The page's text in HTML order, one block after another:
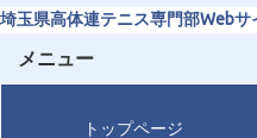
埼玉県高体連テニス専門部Webサ
メニュー
トップページ